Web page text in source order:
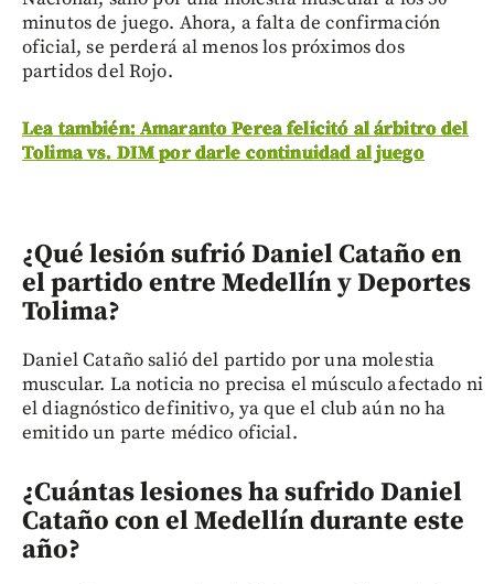
minutos de juego. Ahora, a falta de confirmación
oficial, se perderá al menos los próximos dos
partidos del Rojo.
Lea también: Amaranto Perea felicitó al árbitro del
Tolima vs. DIM por darle continuidad al juego
¿Qué lesión sufrió Daniel Cataño en
el partido entre Medellín y Deportes
Tolima?
Daniel Cataño salió del partido por una molestia
muscular. La noticia no precisa el músculo afectado ni
el diagnóstico definitivo, ya que el club aún no ha
emitido un parte médico oficial.
¿Cuántas lesiones ha sufrido Daniel
Cataño con el Medellín durante este
año?